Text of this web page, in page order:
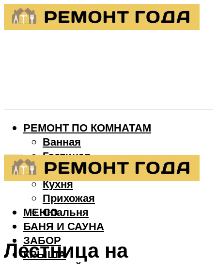
РЕМОНТ ПО КОМНАТАМ
Ванная
Гостиная
Детская
Кухня
Прихожая
Спальня
БАНЯ И САУНА
ЗАБОР
КРЫША
МЕНЮ
Лестница на